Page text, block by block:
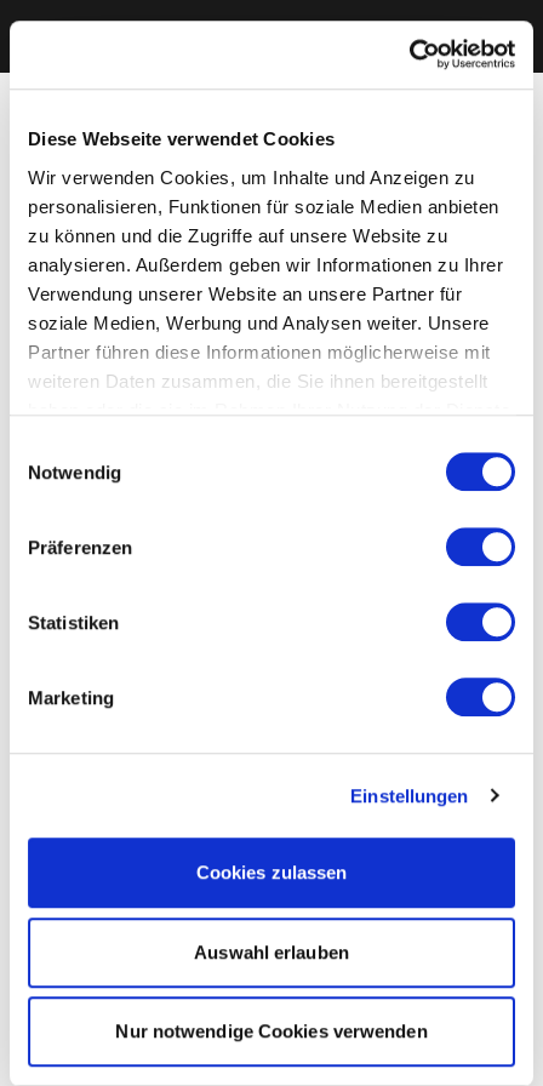
Diese Webseite verwendet Cookies
Wir verwenden Cookies, um Inhalte und Anzeigen zu
personalisieren, Funktionen für soziale Medien anbieten
zu können und die Zugriffe auf unsere Website zu
analysieren. Außerdem geben wir Informationen zu Ihrer
Verwendung unserer Website an unsere Partner für
soziale Medien, Werbung und Analysen weiter. Unsere
Partner führen diese Informationen möglicherweise mit
weiteren Daten zusammen, die Sie ihnen bereitgestellt
Cookies, wenn Sie unsere Webseite weiterhin nutzen.
Notwendig
Präferenzen
Statistiken
Marketing
Einstellungen
Cookies zulassen
Auswahl erlauben
Nur notwendige Cookies verwenden